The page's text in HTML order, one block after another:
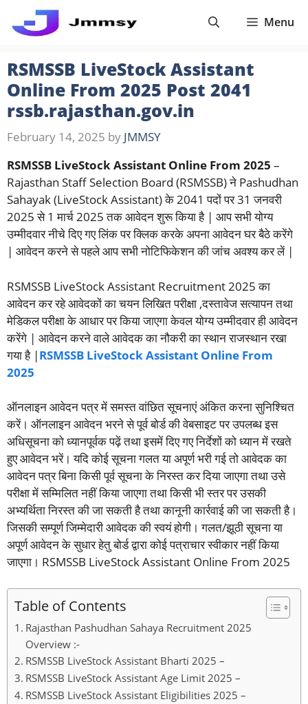
Menu
RSMSSB LiveStock Assistant
Online From 2025 Post 2041
rssb.rajasthan.gov.in
February 14, 2025 by JMMSY
RSMSSB LiveStock Assistant Online From 2025 –
Rajasthan Staff Selection Board (RSMSSB) ने Pashudhan
Sahayak (LiveStock Assistant) के 2041 पदों पर 31 जनवरी
2025 से 1 मार्च 2025 तक आवेदन शुरू किया है | आप सभी योग्य
उम्मीदवार नीचे दिए गए लिंक पर क्लिक करके अपना आवेदन घर बैठे करेंगे
| आवेदन करने से पहले आप सभी नोटिफिकेशन की जांच अवश्य कर लें |
RSMSSB LiveStock Assistant Recruitment 2025 का
आवेदन कर रहे आवेदकों का चयन लिखित परीक्षा ,दस्तावेज सत्यापन तथा
मेडिकल परीक्षा के आधार पर किया जाएगा केवल योग्य उम्मीदवार ही आवेदन
करेंगे | आवेदन करने वाले आवेदक का नौकरी का स्थान राजस्थान रखा
गया है |RSMSSB LiveStock Assistant Online From
2025
ऑनलाइन आवेदन पत्र में समस्त वांछित सूचनाएं अंकित करना सुनिश्चित
करें। ऑनलाइन आवेदन भरने से पूर्व बोर्ड की वेबसाइट पर उपलब्ध इस
अधिसूचना को ध्यानपूर्वक पढ़ें तथा इसमें दिए गए निर्देशों को ध्यान में रखते
हुए आवेदन भरें। यदि कोई सूचना गलत या अपूर्ण भरी गई तो आवेदक का
आवेदन पत्र बिना किसी पूर्व सूचना के निरस्त कर दिया जाएगा तथा उसे
परीक्षा में सम्मिलित नहीं किया जाएगा तथा किसी भी स्तर पर उसकी
अभ्यर्थिता निरस्त की जा सकती है तथा कानूनी कार्रवाई की जा सकती है।
जिसकी सम्पूर्ण जिम्मेदारी आवेदक की स्वयं होगी। गलत/झूठी सूचना या
अपूर्ण आवेदन के सुधार हेतु बोर्ड द्वारा कोई पत्राचार स्वीकार नहीं किया
जाएगा। RSMSSB LiveStock Assistant Online From 2025
Table of Contents
Rajasthan Pashudhan Sahaya Recruitment 2025
Overview :-
RSMSSB LiveStock Assistant Bharti 2025 –
RSMSSB LiveStock Assistant Age Limit 2025 –
RSMSSB LiveStock Assistant Eligibilities 2025 –